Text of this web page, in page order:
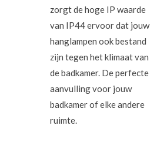
zorgt de hoge IP waarde
van IP44 ervoor dat jouw
hanglampen ook bestand
zijn tegen het klimaat van
de badkamer. De perfecte
aanvulling voor jouw
badkamer of elke andere
ruimte.